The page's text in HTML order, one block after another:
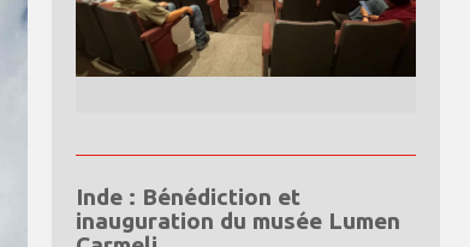
Inde : Bénédiction et
inauguration du musée Lumen